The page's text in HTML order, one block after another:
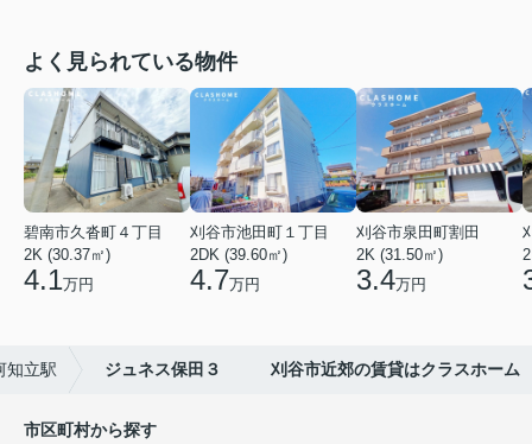
よく見られている物件
碧南市久沓町４丁目
2K (30.37㎡)
4.1万円
刈谷市池田町１丁目
2DK (39.60㎡)
4.7万円
刈谷市泉田町割田
2K (31.50㎡)
3.4万円
知立駅 ジュネス保田３ 刈谷市近郊の賃貸はクラスホーム
市区町村から探す